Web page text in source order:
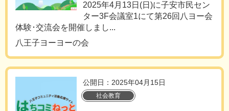
2025年4月13日(日)に子安市民セン
ター3F会議室1にて第26回八ヨー会
体験･交流会を開催しまし...
八王子ヨーヨーの会
公開日：2025年04月15日
社会教育